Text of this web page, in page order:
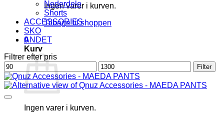
Ingen varer i kurven.
Tilbage til shoppen
0
Kurv
Ingen varer i kurven.
Nederdele
Shorts
ACCESSORIES
SKO
ANDET
Filtrer efter pris
Mindste
pris
Højeste
pris
Filter